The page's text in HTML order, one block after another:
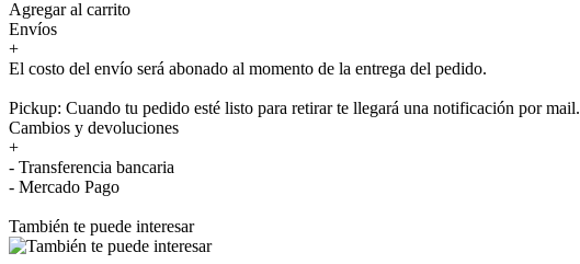
Agregar al carrito
Envíos
+
El costo del envío será abonado al momento de la entrega del pedido.
Pickup: Cuando tu pedido esté listo para retirar te llegará una notificación por mail.
Cambios y devoluciones
+
- Transferencia bancaria
- Mercado Pago
También te puede interesar